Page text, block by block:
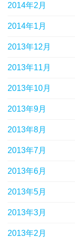
2014年2月
2014年1月
2013年12月
2013年11月
2013年10月
2013年9月
2013年8月
2013年7月
2013年6月
2013年5月
2013年3月
2013年2月